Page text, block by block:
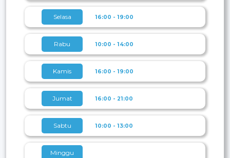
Selasa 16:00 - 19:00
Rabu 10:00 - 14:00
Kamis 16:00 - 19:00
Jumat 16:00 - 21:00
Sabtu 10:00 - 13:00
Minggu